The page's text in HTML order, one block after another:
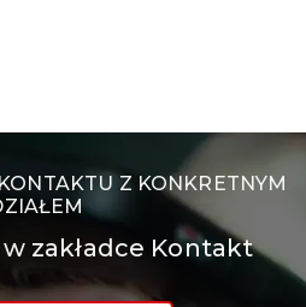
Z KONKRETNYM
zakładce Kontakt